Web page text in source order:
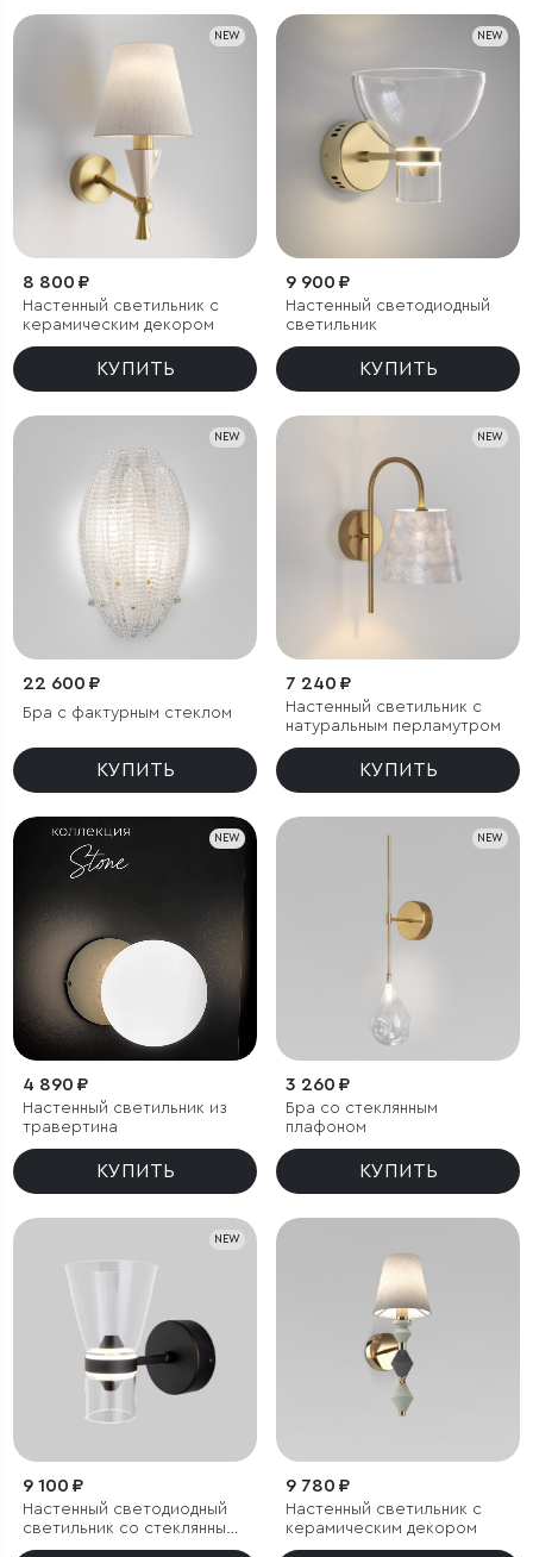
NEW
8 800 ₽
Настенный светильник с
керамическим декором
КУПИТЬ
NEW
9 900 ₽
Настенный светодиодный
светильник
КУПИТЬ
NEW
22 600 ₽
Бра с фактурным стеклом
КУПИТЬ
NEW
7 240 ₽
Настенный светильник с
натуральным перламутром
КУПИТЬ
NEW
4 890 ₽
Настенный светильник из
травертина
КУПИТЬ
NEW
3 260 ₽
Бра со стеклянным
плафоном
КУПИТЬ
NEW
9 100 ₽
Настенный светодиодный
светильник со стеклянным
плафоном
9 780 ₽
Настенный светильник с
керамическим декором